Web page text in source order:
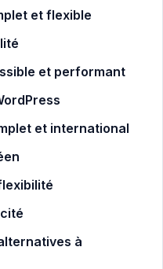
et flexible
et performant
et international
à